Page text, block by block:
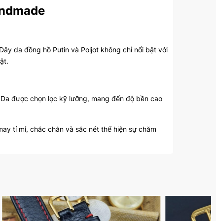
da đồng hồ Putin và Poljot không chỉ nổi bật với
được chọn lọc kỹ lưỡng, mang đến độ bền cao
tỉ mỉ, chắc chắn và sắc nét thể hiện sự chăm
thể hiện phong cách cá nhân. Dây da Putin và